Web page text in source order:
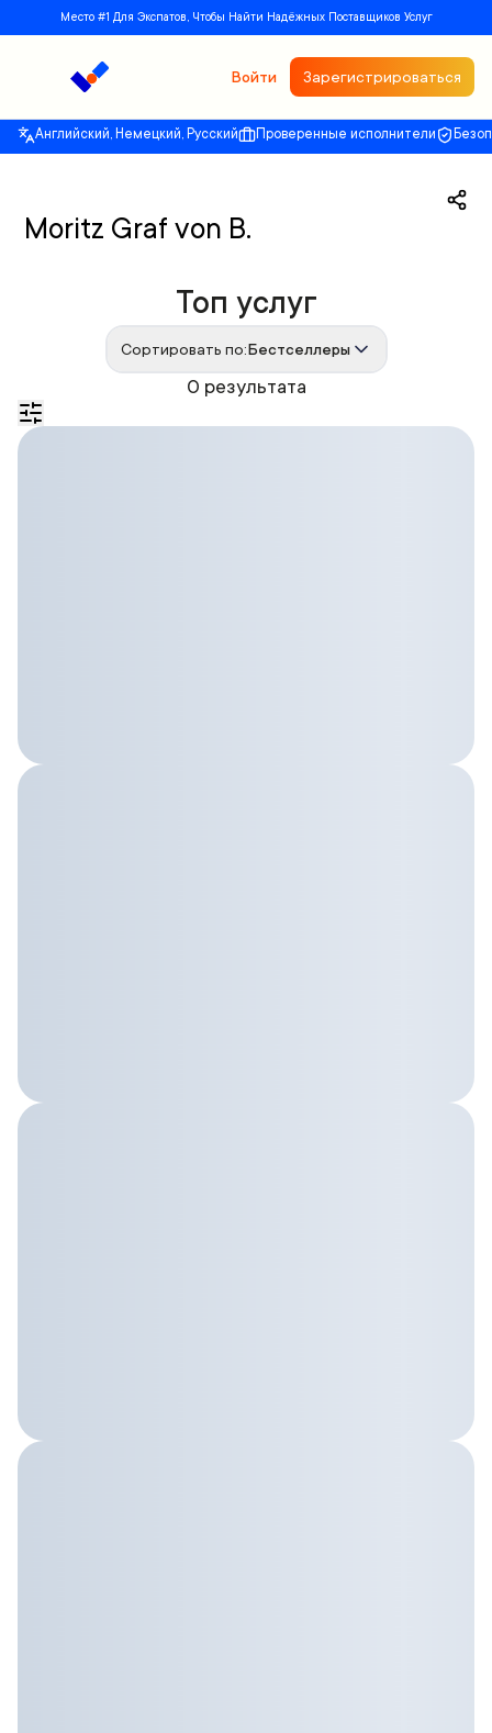
Место #1 Для Экспатов, Чтобы Найти Надёжных Поставщиков Услуг
Войти Зарегистрироваться
Английский, Немецкий, Русский Проверенные исполнители
Moritz Graf von B.
0 результата
Топ услуг
Сортировать по:Бестселлеры